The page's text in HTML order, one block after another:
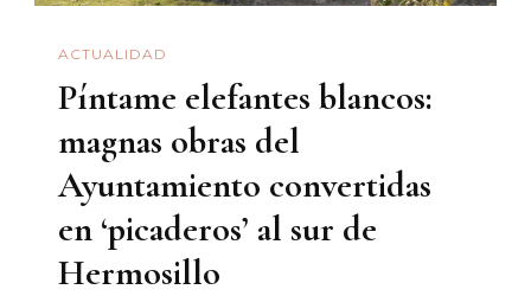
ACTUALIDAD
Píntame elefantes blancos:
magnas obras del
Ayuntamiento convertidas
en ‘picaderos’ al sur de
Hermosillo